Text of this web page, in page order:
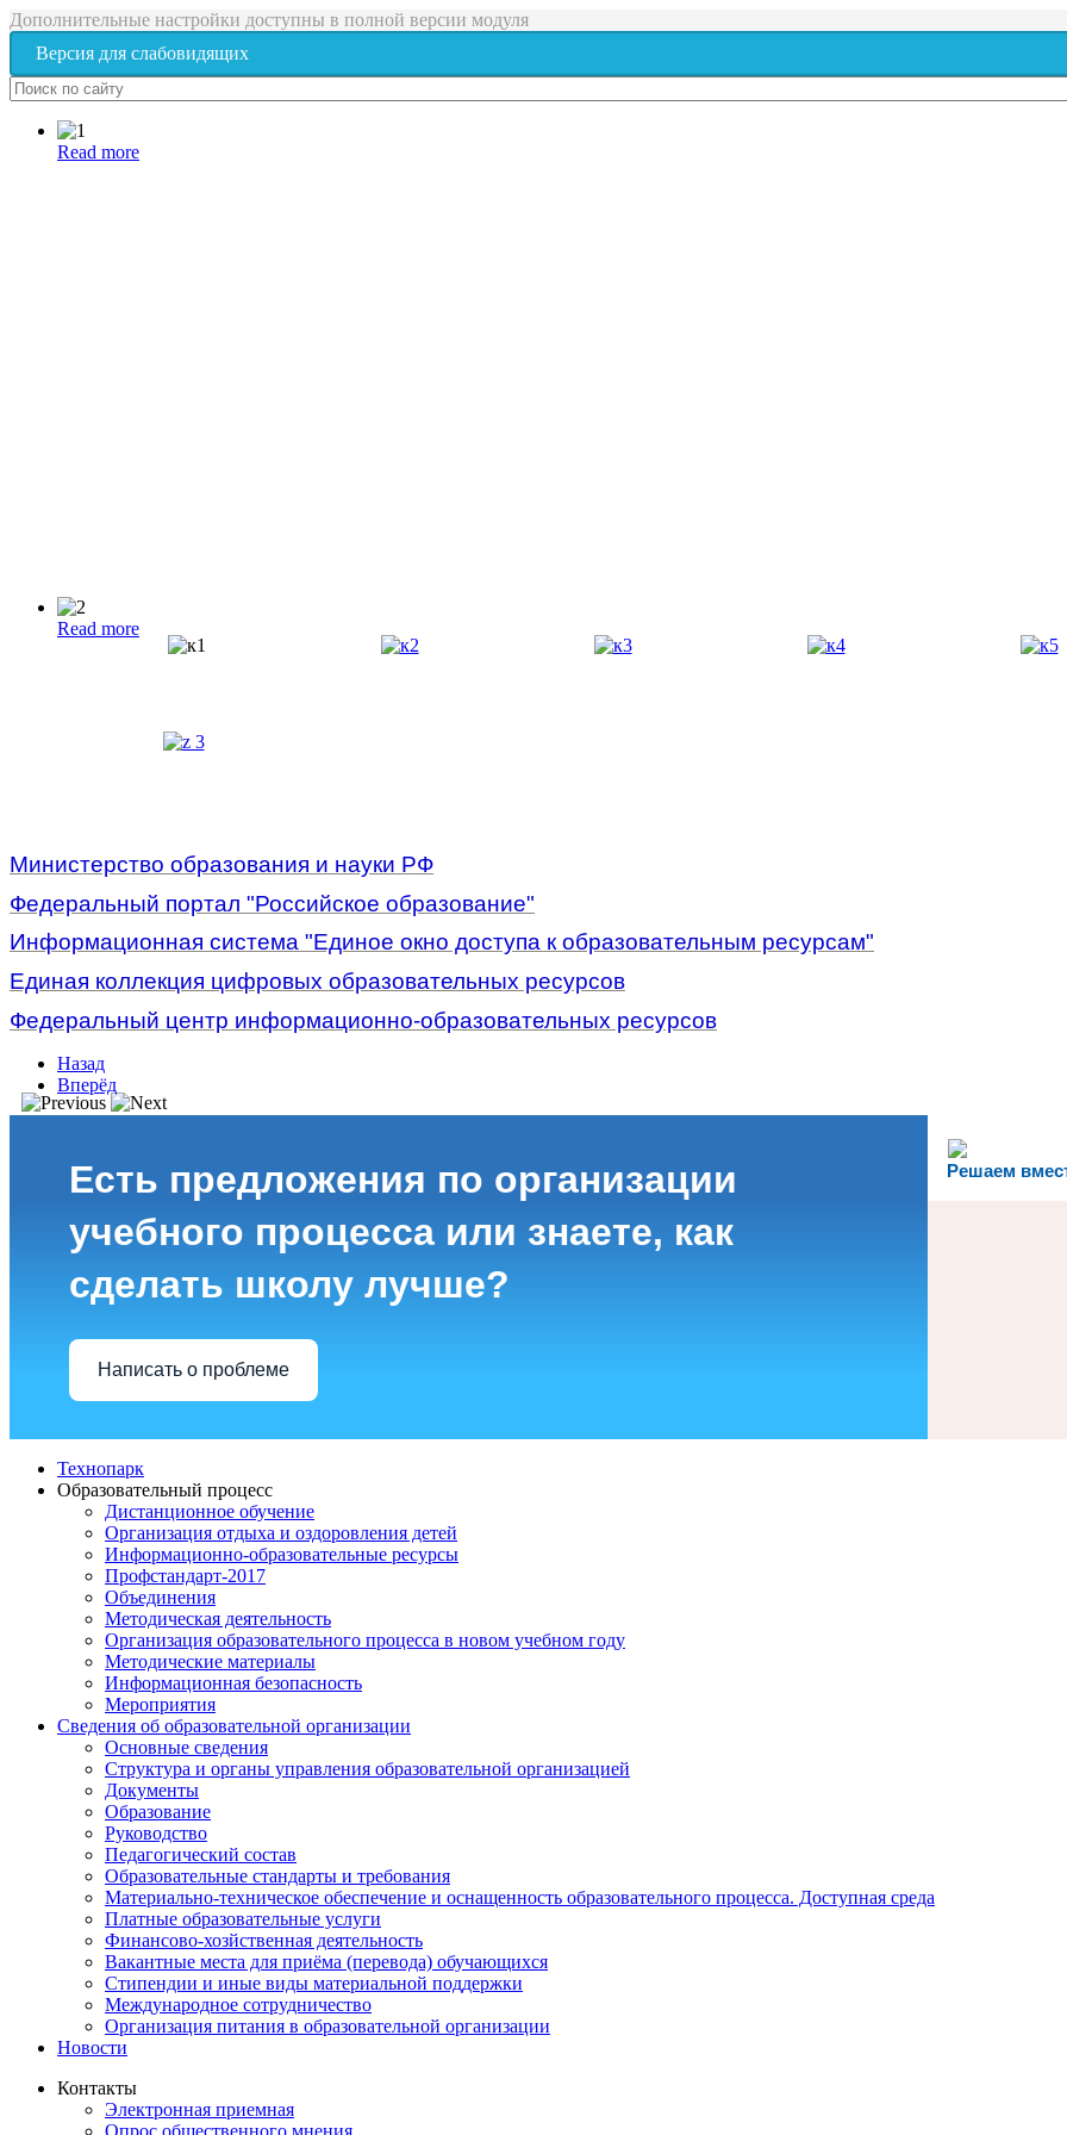
Дополнительные настройки доступны в полной версии модуля
Версия для слабовидящих
Read more
Read more
Министерство образования и науки РФ
Федеральный портал "Российское образование"
Информационная система "Единое окно доступа к образовательным ресурсам"
Единая коллекция цифровых образовательных ресурсов
Федеральный центр информационно-образовательных ресурсов
Назад
Вперёд
Решаем
Есть предложения по организации
учебного процесса или знаете, как
сделать школу лучше?
Написать о проблеме
Технопарк
Образовательный процесс
Дистанционное обучение
Организация отдыха и оздоровления детей
Информационно-образовательные ресурсы
Профстандарт-2017
Объединения
Методическая деятельность
Организация образовательного процесса в новом учебном году
Методические материалы
Информационная безопасность
Мероприятия
Сведения об образовательной организации
Основные сведения
Структура и органы управления образовательной организацией
Документы
Образование
Руководство
Педагогический состав
Образовательные стандарты и требования
Материально-техническое обеспечение и оснащенность образовательного процесса. Доступная среда
Платные образовательные услуги
Финансово-хозйственная деятельность
Вакантные места для приёма (перевода) обучающихся
Стипендии и иные виды материальной поддержки
Международное сотрудничество
Организация питания в образовательной организации
Новости
Контакты
Электронная приемная
Опрос общественного мнения